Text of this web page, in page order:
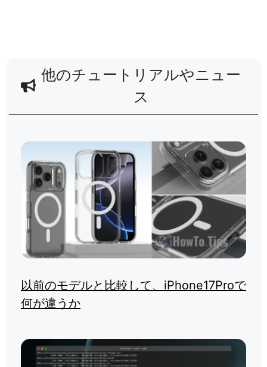
他のチュートリアルやニュー
ス
以前のモデルと比較して、iPhone17Proで
何が違うか